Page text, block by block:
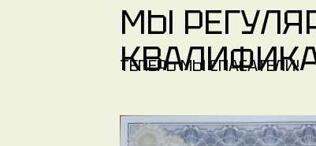
МЫ
ТЕПЕРЬ МЫ СПАСАТЕЛИ!